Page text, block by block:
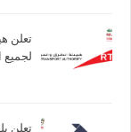
تعلن
لجميع
تعلن